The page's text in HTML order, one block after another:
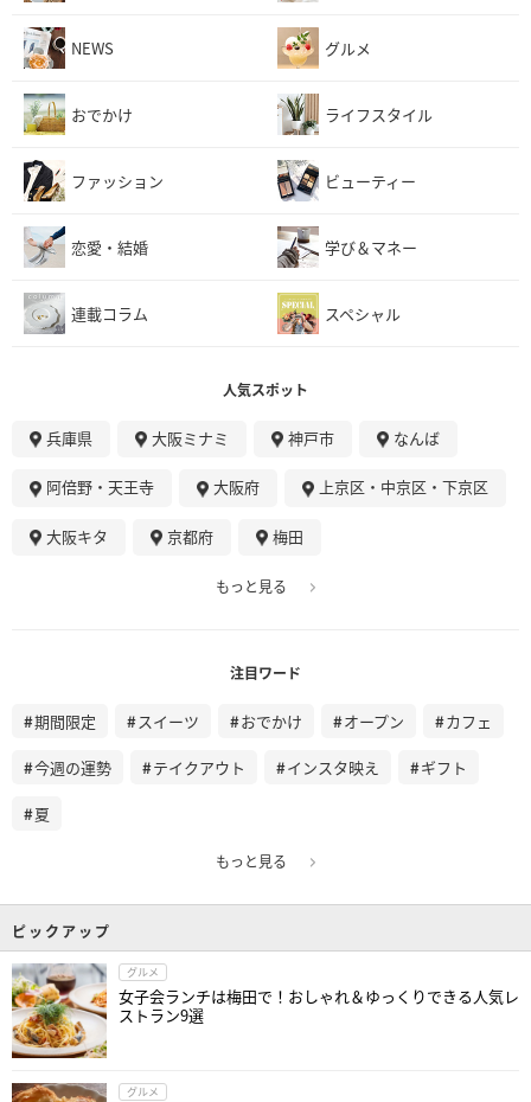
NEWS グルメ
おでかけ ライフスタイル
ファッション ビューティー
恋愛・結婚 学び＆マネー
連載コラム スペシャル
人気スポット
兵庫県 大阪ミナミ 神戸市 なんば
阿倍野・天王寺 大阪府 上京区・中京区・下京区
大阪キタ 京都府 梅田
もっと見る
注目ワード
期間限定 スイーツ おでかけ オープン カフェ
今週の運勢 テイクアウト インスタ映え ギフト
夏
もっと見る
ピックアップ
グルメ
女子会ランチは梅田で！おしゃれ＆ゆっくりできる人気レ
ストラン9選
グルメ